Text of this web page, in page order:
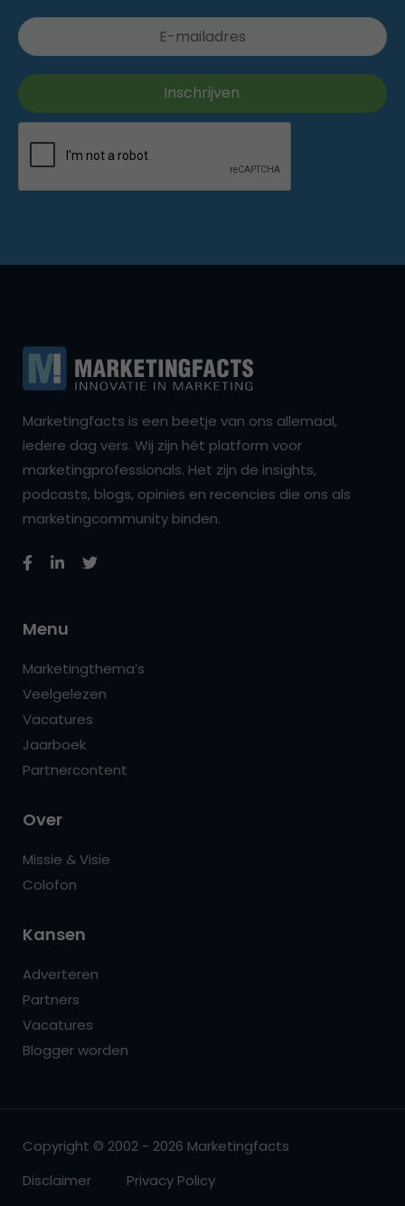
Marketingfacts is een beetje van ons allemaal,
iedere dag vers. Wij zijn hét platform voor
marketingprofessionals. Het zijn de insights,
podcasts, blogs, opinies en recencies die ons als
marketingcommunity binden.
Menu
Marketingthema’s
Veelgelezen
Vacatures
Jaarboek
Partnercontent
Over
Missie & Visie
Colofon
Kansen
Adverteren
Partners
Vacatures
Blogger worden
Copyright © 2002 - 2026 Marketingfacts
Disclaimer
Privacy Policy